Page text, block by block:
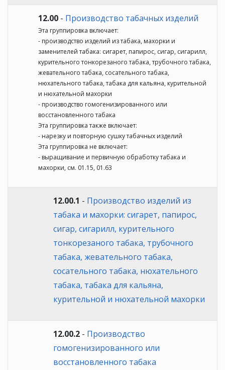
12.00 - Производство табачных изделий
Эта группировка включает:
- производство изделий из табака, махорки и
заменителей табака: сигарет, папирос, сигар, сигарилл,
курительного тонкорезаного табака, трубочного табака,
жевательного табака, сосательного табака,
нюхательного табака, табака для кальяна, курительной
и нюхательной махорки
- производство гомогенизированного или
восстановленного табака
Эта группировка также включает:
- нарезку и повторную сушку табачных изделий
Эта группировка не включает:
- выращивание и первичную обработку табака и
махорки, см. 01.15, 01.63
12.00.1 - Производство изделий из
табака и махорки: сигарет, папирос,
сигар, сигарилл, курительного
тонкорезаного табака, трубочного
табака, жевательного табака,
сосательного табака, нюхательного
табака, табака для кальяна,
курительной и нюхательной махорки
12.00.2 - Производство
гомогенизированного или
восстановленного табака